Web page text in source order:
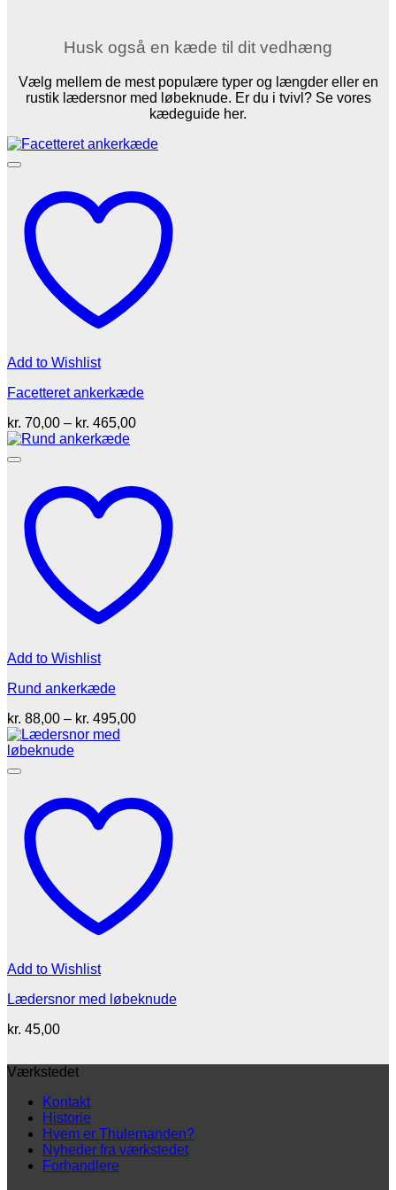
Husk også en kæde til dit vedhæng
Vælg mellem de mest populære typer og længder eller en
rustik lædersnor med løbeknude. Er du i tvivl? Se vores
kædeguide her.
Add to Wishlist
Facetteret ankerkæde
kr. 70,00 – kr. 465,00Prisinterval:
Add to Wishlist
Rund ankerkæde
kr. 88,00 – kr. 495,00Prisinterval:
Add to Wishlist
Lædersnor med løbeknude
kr. 45,00
Værkstedet
Kontakt
Historie
Hvem er Thulemanden?
Nyheder fra værkstedet
Forhandlere